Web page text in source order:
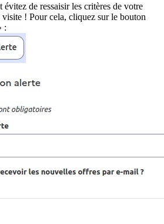
évitez de ressaisir les critères de votre
visite ! Pour cela, cliquez sur le bouton
: